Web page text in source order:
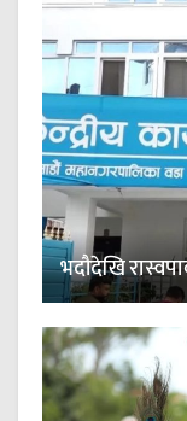
भदौदेखि